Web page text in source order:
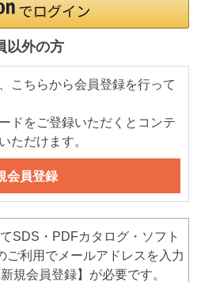
以外の方
こちらから会員登録を行って
ドをご登録いただくとコンテ
ただけます。
SDS・PDFカタログ・ソフト
ご利用でメールアドレスを入力
規会員登録】が必要です。